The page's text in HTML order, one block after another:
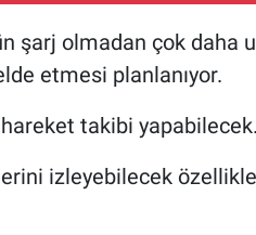
şarj olmadan çok daha
etmesi planlanıyor.
takibi yapabilecek.
izleyebilecek